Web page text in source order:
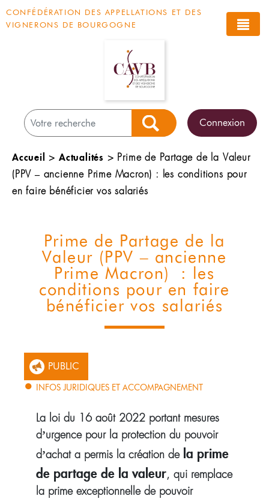
Panneau de gestion des cookies
CONFÉDÉRATION DES APPELLATIONS ET DES
VIGNERONS DE BOURGOGNE
RechercherConnexion
Accueil >Actualités > Prime de Partage de la Valeur
(PPV – ancienne Prime Macron) : les conditions pour
en faire bénéficier vos salariés
Prime de Partage de la
Valeur (PPV – ancienne
Prime Macron) : les
conditions pour en faire
bénéficier vos salariés
PUBLIC
INFOS JURIDIQUES ET ACCOMPAGNEMENT
La loi du 16 août 2022 portant mesures
d’urgence pour la protection du pouvoir
d’achat a permis la création de la prime
de partage de la valeur, qui remplace
la prime exceptionnelle de pouvoir